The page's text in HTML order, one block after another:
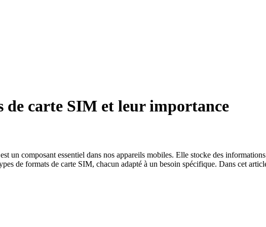
de carte SIM et leur importance
un composant essentiel dans nos appareils mobiles. Elle stocke des
de formats de carte SIM, chacun adapté à un besoin spécifique. Dans cet